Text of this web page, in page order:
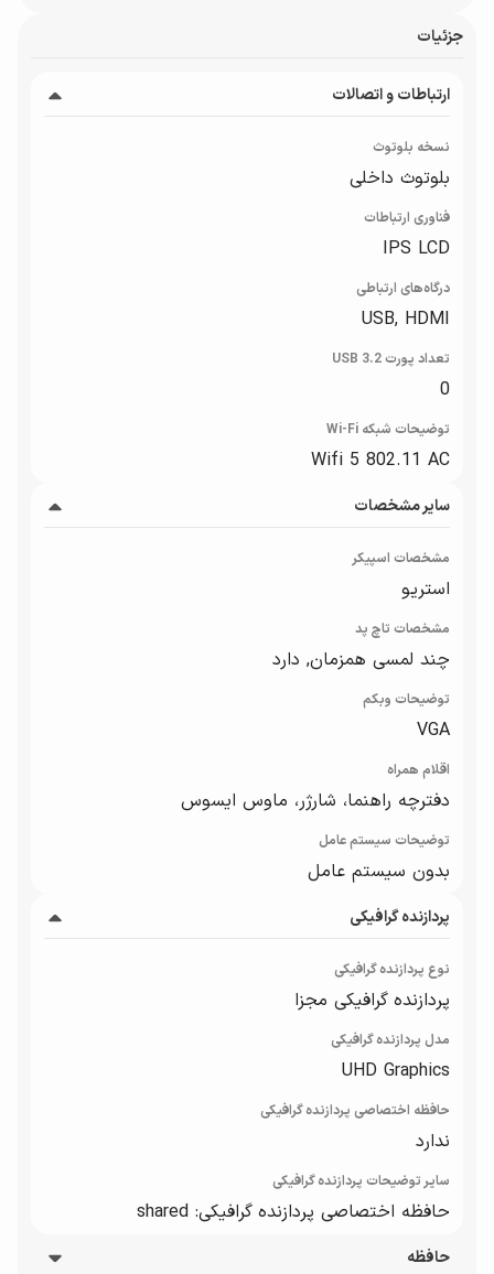
جزئیات
ارتباطات و اتصالات
نسخه بلوتوث
بلوتوث داخلی
فناوری ارتباطات
IPS LCD
درگاه‌های ارتباطی
USB, HDMI
تعداد پورت USB 3.2
0
توضیحات شبکه Wi-Fi
Wifi 5 802.11 AC
سایر مشخصات
مشخصات اسپیکر
استریو
مشخصات تاچ پد
چند لمسی همزمان, دارد
توضیحات وبکم
VGA
اقلام همراه
دفترچه راهنما، شارژر، ماوس ایسوس
توضیحات سیستم عامل
بدون سیستم عامل
پردازنده گرافیکی
نوع پردازنده گرافیکی
پردازنده گرافیکی مجزا
مدل پردازنده گرافیکی
UHD Graphics
حافظه اختصاصی پردازنده گرافیکی
ندارد
سایر توضیحات پردازنده گرافیکی
حافظه اختصاصی پردازنده گرافیکی: shared
حافظه